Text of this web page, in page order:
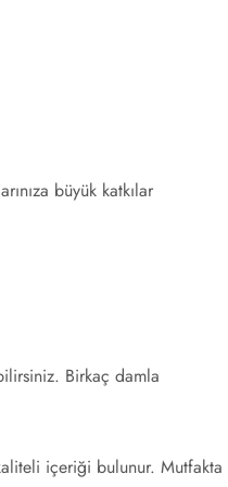
büyük katkılar
Birkaç damla
içeriği bulunur. Mutfakta